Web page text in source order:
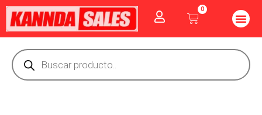
contenido
0
Cart
Búsqueda
de
productos
Buscar
por: